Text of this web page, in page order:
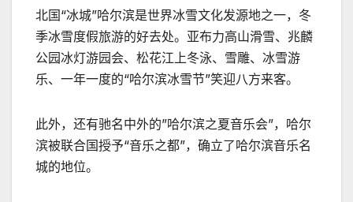
北国“冰城”哈尔滨是世界冰雪文化发源地之一，冬
季冰雪度假旅游的好去处。亚布力高山滑雪、兆麟
公园冰灯游园会、松花江上冬泳、雪雕、冰雪游
乐、一年一度的“哈尔滨冰雪节”笑迎八方来客。
此外，还有驰名中外的”哈尔滨之夏音乐会”，哈尔
滨被联合国授予“音乐之都”，确立了哈尔滨音乐名
城的地位。